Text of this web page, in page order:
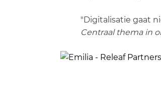
"Digitalisatie gaat
Centraal thema in